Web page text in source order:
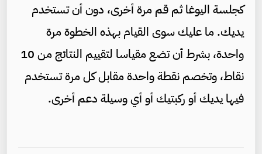
كجلسة اليوغا ثم قم مرة أخرى، دون أن تستخدم
يديك. ما عليك سوى القيام بهذه الخطوة مرة
واحدة، بشرط أن تضع مقياسا لتقييم النتائج من 10
نقاط، وتخصم نقطة واحدة مقابل كل مرة تستخدم
فيها يديك أو ركبتيك أو أي وسيلة دعم أخرى.